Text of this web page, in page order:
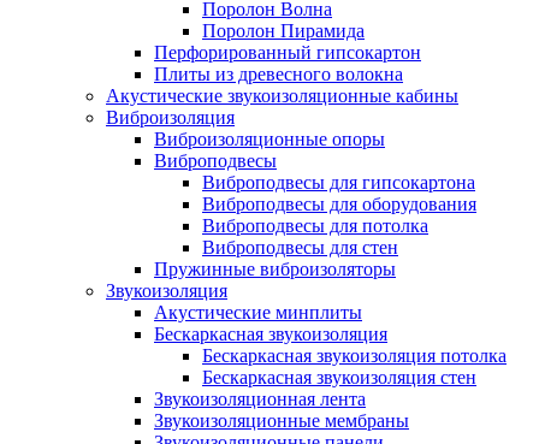
Поролон Волна
Поролон Пирамида
Перфорированный гипсокартон
Плиты из древесного волокна
Акустические звукоизоляционные кабины
Виброизоляция
Виброизоляционные опоры
Виброподвесы
Виброподвесы для гипсокартона
Виброподвесы для оборудования
Виброподвесы для потолка
Виброподвесы для стен
Пружинные виброизоляторы
Звукоизоляция
Акустические минплиты
Бескаркасная звукоизоляция
Бескаркасная звукоизоляция потолка
Бескаркасная звукоизоляция стен
Звукоизоляционная лента
Звукоизоляционные мембраны